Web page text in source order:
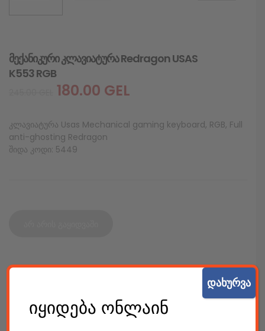
მექანიკური კლავიატურა Redragon USAS
K553 RGB
180.00 GEL
კლავიატურა Usas Mechanical gaming keyboard, RGB, Full
anti-ghosting Redragon
შიდა კოდი: 5449
SKU:
კლავიატურები,
კომპიუტერები & აქსესუარები,ტექ. აქსესუარები
იყიდება ონლაინ
დახურვა